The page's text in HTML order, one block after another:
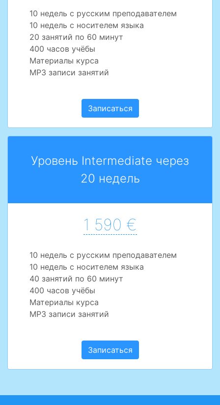
10 недель с русским преподавателем
10 недель с носителем языка
20 занятий по 60 минут
400 часов учёбы
Материалы курса
MP3 записи занятий
Записаться
Уровень Intermediate через
20 недель
1 590 €
10 недель с русским преподавателем
10 недель с носителем языка
40 занятий по 60 минут
400 часов учёбы
Материалы курса
MP3 записи занятий
Записаться